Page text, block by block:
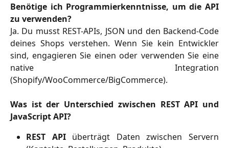
Benötige ich Programmierkenntnisse, um die API
zu verwenden?
Ja. Du musst REST-APIs, JSON und den Backend-Code
deines Shops verstehen. Wenn Sie kein Entwickler
sind, engagieren Sie einen oder verwenden Sie eine
native Integration
(Shopify/WooCommerce/BigCommerce).
Was ist der Unterschied zwischen REST API und
JavaScript API?
REST APIüberträgt Daten zwischen Servern